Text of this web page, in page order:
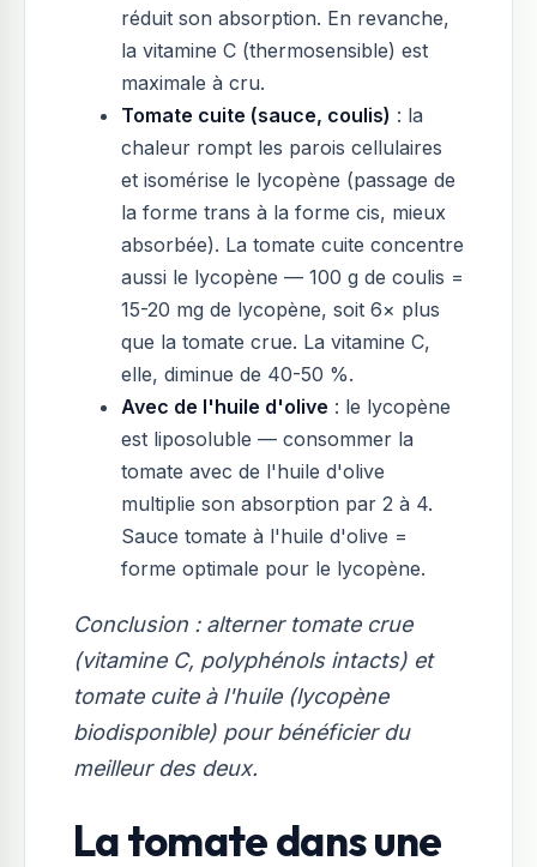
réduit son absorption. En revanche,
la vitamine C (thermosensible) est
maximale à cru.
Tomate cuite (sauce, coulis) : la
chaleur rompt les parois cellulaires
et isomérise le lycopène (passage de
la forme trans à la forme cis, mieux
absorbée). La tomate cuite concentre
aussi le lycopène — 100 g de coulis =
15-20 mg de lycopène, soit 6× plus
que la tomate crue. La vitamine C,
elle, diminue de 40-50 %.
Avec de l'huile d'olive : le lycopène
est liposoluble — consommer la
tomate avec de l'huile d'olive
multiplie son absorption par 2 à 4.
Sauce tomate à l'huile d'olive =
forme optimale pour le lycopène.
Conclusion : alterner tomate crue
(vitamine C, polyphénols intacts) et
tomate cuite à l'huile (lycopène
biodisponible) pour bénéficier du
meilleur des deux.
La tomate dans une